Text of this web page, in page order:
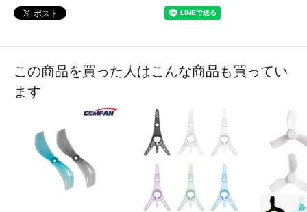
この商品を買った人はこんな商品も買ってい
ます